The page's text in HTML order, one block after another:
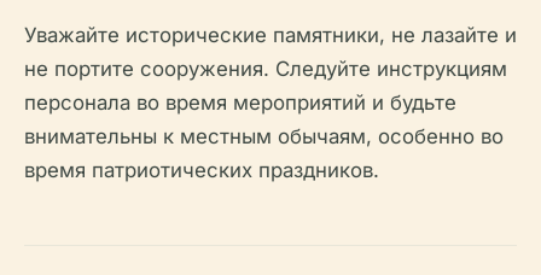
Уважайте исторические памятники, не лазайте и
не портите сооружения. Следуйте инструкциям
персонала во время мероприятий и будьте
внимательны к местным обычаям, особенно во
время патриотических праздников.